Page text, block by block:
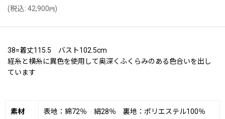
(税込: 42,900円)
38=着丈115.5 バスト102.5cm
経糸と横糸に異色を使用して奥深くふくらみのある色合いを出し
ています
素材 表地：綿72％ 絹28％ 裏地：ポリエステル100％